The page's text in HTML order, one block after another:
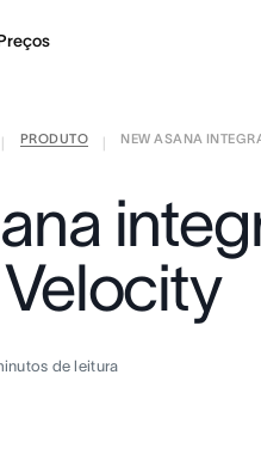
PRODUTO
NEW ASANA
de leitura